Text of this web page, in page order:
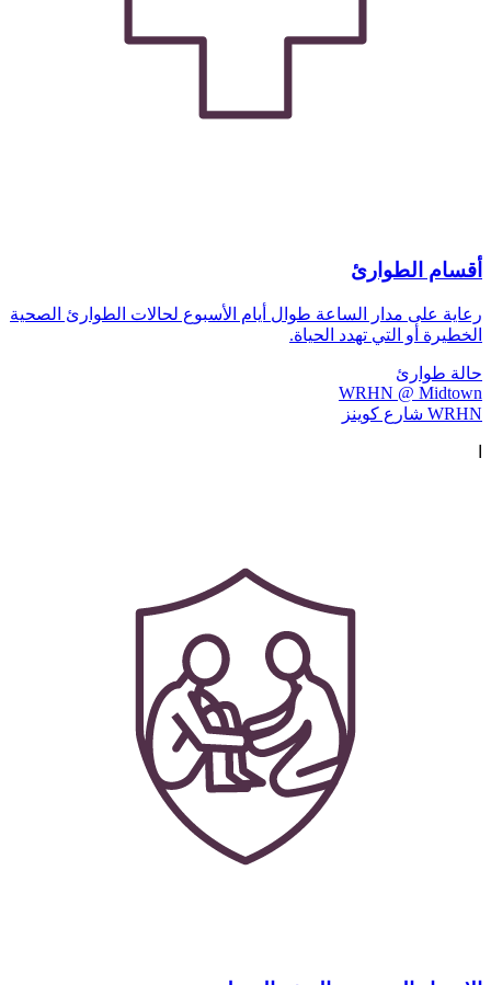
أقسام الطوارئ
رعاية على مدار الساعة طوال أيام الأسبوع لحالات الطوارئ الصحية
الخطيرة أو التي تهدد الحياة.
حالة طوارئ
WRHN @ Midtown
WRHN شارع كوينز